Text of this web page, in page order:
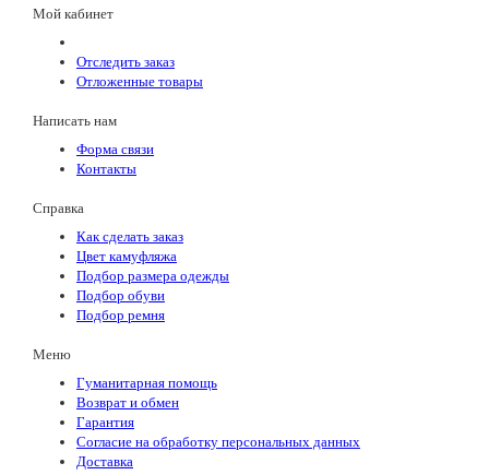
Мой кабинет
Отследить заказ
Отложенные товары
Написать нам
Форма связи
Контакты
Справка
Как сделать заказ
Цвет камуфляжа
Подбор размера одежды
Подбор обуви
Подбор ремня
Меню
Гуманитарная помощь
Возврат и обмен
Гарантия
Согласие на обработку персональных данных
Доставка